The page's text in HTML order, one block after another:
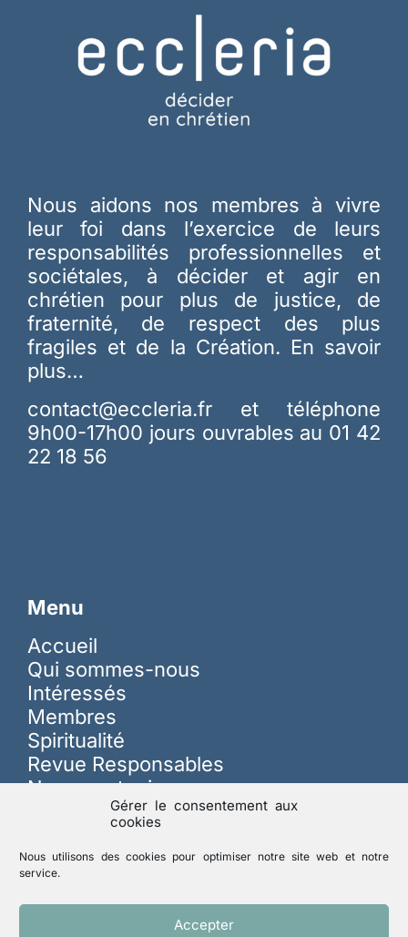
Gérer le consentement aux
cookies
Nous utilisons des cookies pour optimiser notre site web et notre
service.
Accepter
Nous aidons nos membres à vivre
leur foi dans l’exercice de leurs
responsabilités professionnelles et
sociétales, à décider et agir en
chrétien pour plus de justice, de
fraternité, de respect des plus
fragiles et de la Création. En savoir
plus…
contact@eccleria.fr et téléphone
9h00-17h00 jours ouvrables au 01 42
22 18 56
Menu
Accueil
Qui sommes-nous
Intéressés
Membres
Spiritualité
Revue Responsables
Nous soutenir
Lutte contre les abus